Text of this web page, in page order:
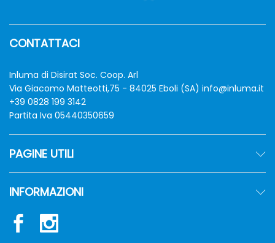
CONTATTACI
Inluma di Disirat Soc. Coop. Arl
Via Giacomo Matteotti,75 - 84025 Eboli (SA) info@inluma.it
+39 0828 199 3142
Partita Iva 05440350659
PAGINE UTILI
INFORMAZIONI